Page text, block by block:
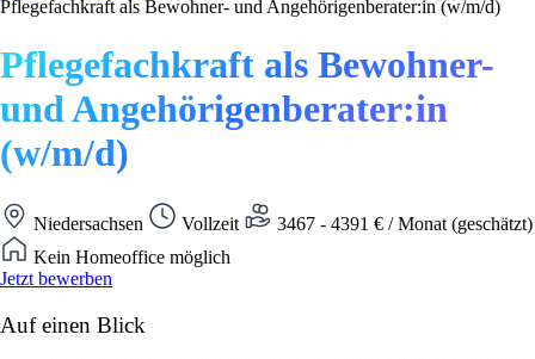
Pflegefachkraft als Bewohner- und Angehörigenberater:in (w/m/d)
Pflegefachkraft als Bewohner-
und Angehörigenberater:in
(w/m/d)
Niedersachsen Vollzeit
3467 - 4391 € / Monat (geschätzt)
Kein Homeoffice möglich
Jetzt bewerben
Auf einen Blick